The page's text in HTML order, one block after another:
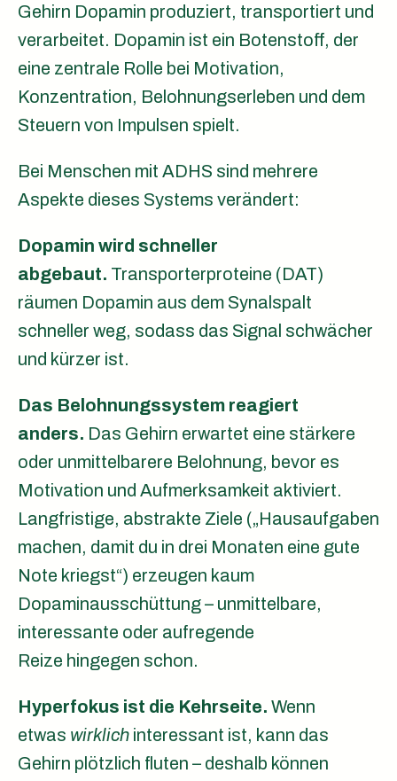
Gehirn Dopamin produziert, transportiert und
verarbeitet. Dopamin ist ein Botenstoff, der
eine zentrale Rolle bei Motivation,
Konzentration, Belohnungserleben und dem
Steuern von Impulsen spielt.
Bei Menschen mit ADHS sind mehrere
Aspekte dieses Systems verändert:
Dopamin wird schneller
abgebaut. Transporterproteine (DAT)
räumen Dopamin aus dem Synalspalt
schneller weg, sodass das Signal schwächer
und kürzer ist.
Das Belohnungssystem reagiert
anders. Das Gehirn erwartet eine stärkere
oder unmittelbarere Belohnung, bevor es
Motivation und Aufmerksamkeit aktiviert.
Langfristige, abstrakte Ziele („Hausaufgaben
machen, damit du in drei Monaten eine gute
Note kriegst“) erzeugen kaum
Dopaminausschüttung – unmittelbare,
interessante oder aufregende
Reize hingegen schon.
Hyperfokus ist die Kehrseite. Wenn
etwas wirklich interessant ist, kann das
Gehirn plötzlich fluten – deshalb können